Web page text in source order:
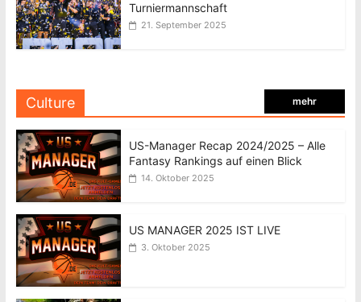
Turniermannschaft
21. September 2025
Culture mehr
US-Manager Recap 2024/2025 – Alle
Fantasy Rankings auf einen Blick
14. Oktober 2025
US MANAGER 2025 IST LIVE
3. Oktober 2025